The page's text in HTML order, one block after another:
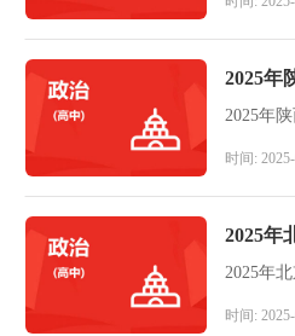
2025年
2025年
时间:
2025年
2025年
时间: